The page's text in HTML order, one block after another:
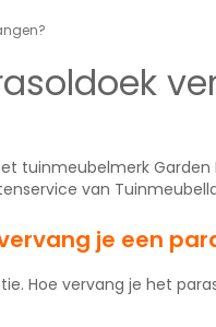
tuinmeubelmerk
van
je een
Hoe vervang je het